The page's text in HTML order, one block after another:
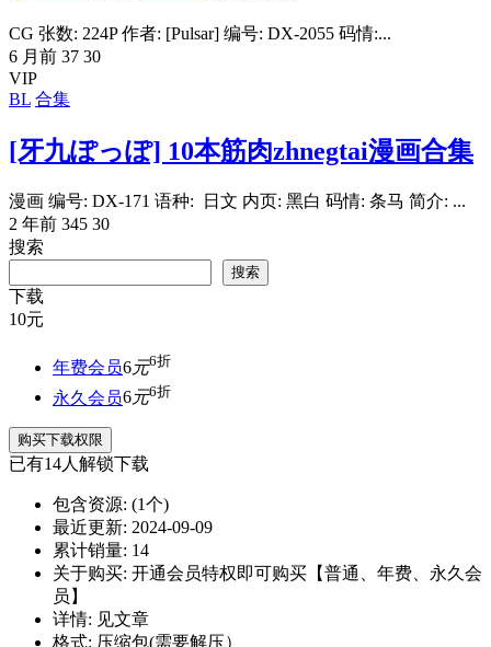
CG 张数: 224P 作者: [Pulsar] 编号: DX-2055 码情:...
6 月前 37 30
VIP
BL 合集
[牙九ぽっぽ] 10本筋肉zhnegtai漫画合集
漫画 编号: DX-171 语种: 日文 内页: 黑白 码情: 条马 简介: ...
2 年前 345 30
搜索
搜索
下载
10元
年费会员6元6折
永久会员6元6折
购买下载权限
已有14人解锁下载
包含资源: (1个)
最近更新: 2024-09-09
累计销量: 14
关于购买: 开通会员特权即可购买【普通、年费、永久会
员】
详情: 见文章
格式: 压缩包(需要解压）